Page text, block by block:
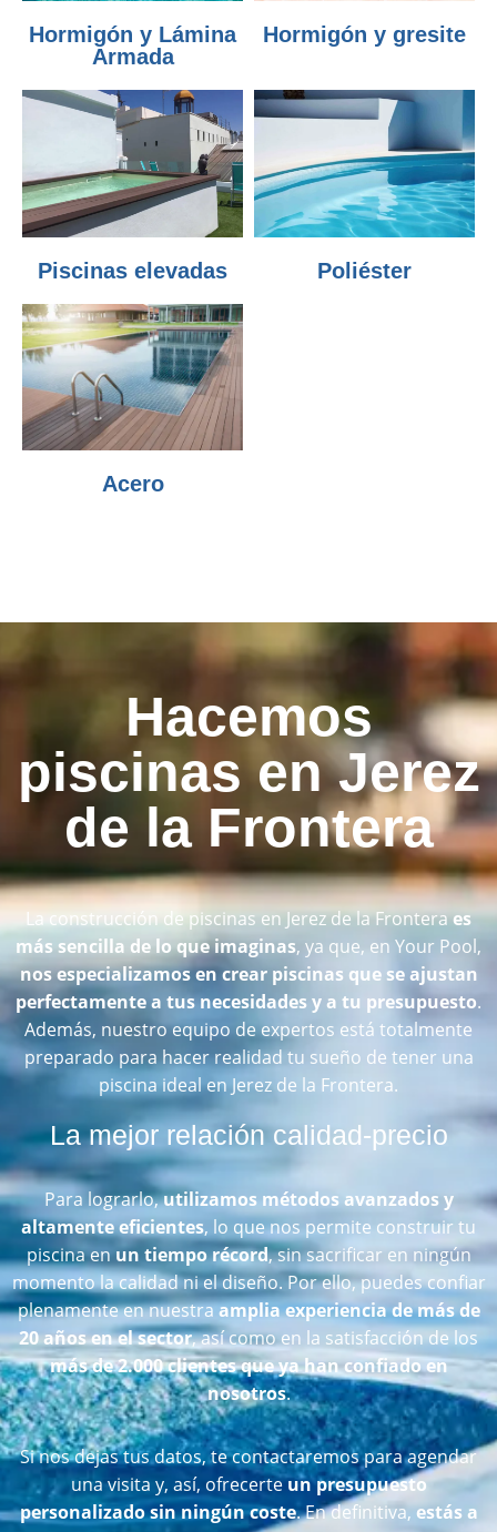
Hormigón y Lámina
Armada
Hormigón y gresite
Piscinas elevadas Poliéster
Acero
Hacemos
piscinas en Jerez
de la Frontera
La construcción de piscinas en Jerez de la Fronteraes
más sencilla de lo que imaginas, ya que, en Your Pool,
nos especializamos en crear piscinas que se ajustan
perfectamente a tus necesidades y a tu presupuesto.
Además, nuestro equipo de expertos está totalmente
preparado para hacer realidad tu sueño de tener una
piscina ideal en Jerez de la Frontera.
La mejor relación calidad-precio
Para lograrlo,utilizamos métodos avanzados y
altamente eficientes, lo que nos permite construir tu
piscina en un tiempo récord, sin sacrificar en ningún
momento la calidad ni el diseño. Por ello, puedes confiar
plenamente en nuestraamplia experiencia de más de
20 años en el sector, así como en la satisfacción de los
más de 2.000 clientes que ya han confiado en
nosotros.
Si nos dejas tus datos, te contactaremos para agendar
una visita y, así, ofrecerteun presupuesto
personalizado sin ningún coste. En definitiva,estás a